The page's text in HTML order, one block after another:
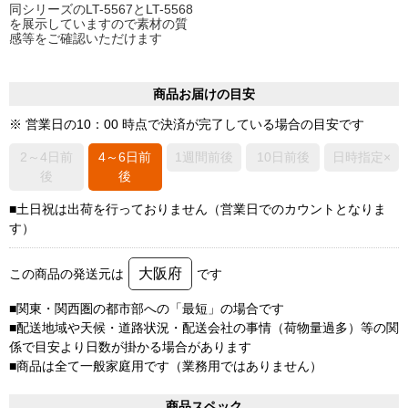
同シリーズのLT-5567とLT-5568
を展示していますので素材の質
感等をご確認いただけます
商品お届けの目安
※ 営業日の10：00 時点で決済が完了している場合の目安です
2～4日前
後
4～6日前
後
1週間前後 10日前後 日時指定×
■土日祝は出荷を行っておりません（営業日でのカウントとなりま
す）
この商品の発送元は 大阪府 です
■関東・関西圏の都市部への「最短」の場合です
■配送地域や天候・道路状況・配送会社の事情（荷物量過多）等の関
係で目安より日数が掛かる場合があります
■商品は全て一般家庭用です（業務用ではありません）